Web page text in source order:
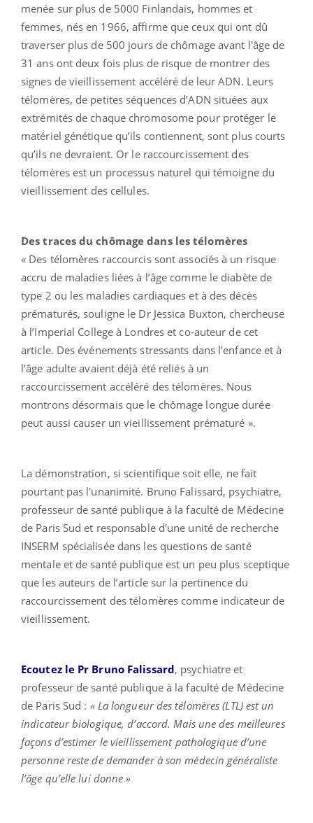
menée sur plus de 5000 Finlandais, hommes et
femmes, nés en 1966, affirme que ceux qui ont dû
traverser plus de 500 jours de chômage avant l'âge de
31 ans ont deux fois plus de risque de montrer des
signes de vieillissement accéléré de leur ADN. Leurs
télomères, de petites séquences d’ADN situées aux
extrémités de chaque chromosome pour protéger le
matériel génétique qu’ils contiennent, sont plus courts
qu’ils ne devraient. Or le raccourcissement des
télomères est un processus naturel qui témoigne du
vieillissement des cellules.
Des traces du chômage dans les télomères
« Des télomères raccourcis sont associés à un risque
accru de maladies liées à l’âge comme le diabète de
type 2 ou les maladies cardiaques et à des décès
prématurés, souligne le Dr Jessica Buxton, chercheuse
à l’Imperial College à Londres et co-auteur de cet
article. Des événements stressants dans l’enfance et à
l’âge adulte avaient déjà été reliés à un
raccourcissement accéléré des télomères. Nous
montrons désormais que le chômage longue durée
peut aussi causer un vieillissement prématuré ».
La démonstration, si scientifique soit elle, ne fait
pourtant pas l'unanimité. Bruno Falissard, psychiatre,
professeur de santé publique à la faculté de Médecine
de Paris Sud et responsable d'une unité de recherche
INSERM spécialisée dans les questions de santé
mentale et de santé publique est un peu plus sceptique
que les auteurs de l’article sur la pertinence du
raccourcissement des télomères comme indicateur de
vieillissement.
Ecoutez le Pr Bruno Falissard, psychiatre et
professeur de santé publique à la faculté de Médecine
de Paris Sud : « La longueur des télomères (LTL) est un
indicateur biologique, d’accord. Mais une des meilleures
façons d’estimer le vieillissement pathologique d’une
personne reste de demander à son médecin généraliste
l’âge qu’elle lui donne »